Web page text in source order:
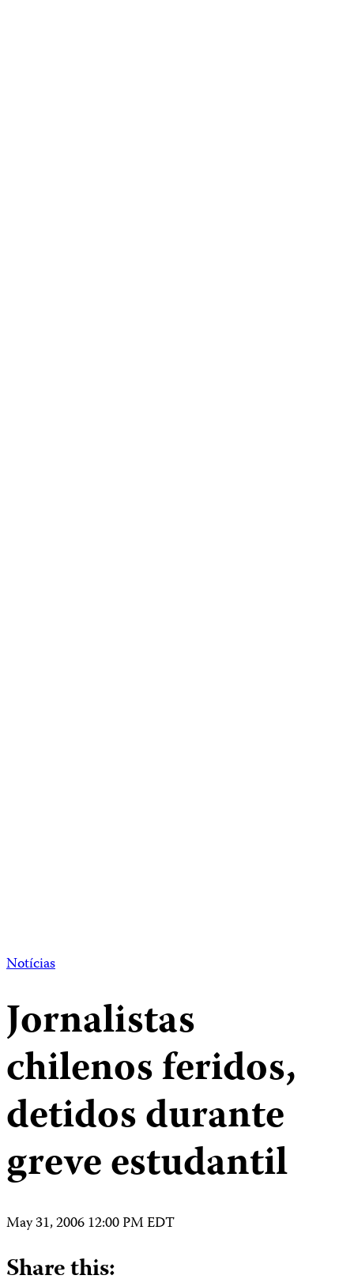
Notícias
Jornalistas
chilenos feridos,
detidos durante
greve estudantil
May 31, 2006 12:00 PM EDT
Share this: